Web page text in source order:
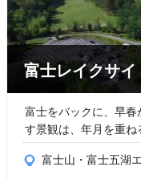
富士レイクサ
富士をバックに、早春
す景観は、年月を重
富士山・富士五湖